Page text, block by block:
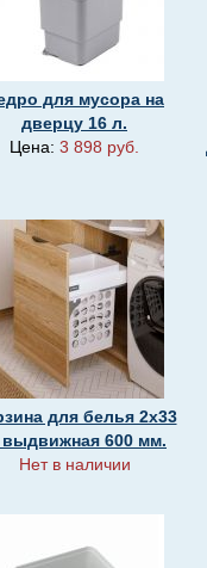
для мусора на
дверцу 16 л.
Цена: 3 898 руб.
для белья 2х33
600 мм.
Нет в наличии